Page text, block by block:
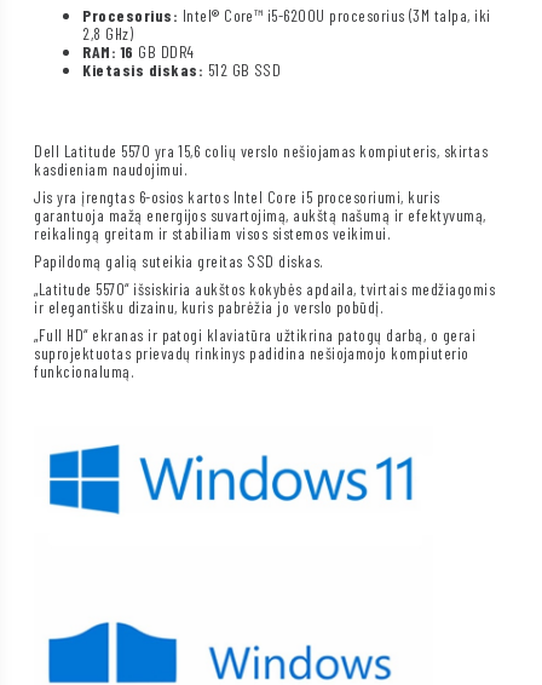
Procesorius: Intel® Core™ i5-6200U procesorius (3M talpa, iki
2,8 GHz)
RAM: 16 GB DDR4
Kietasis diskas: 512 GB SSD
Dell Latitude 5570 yra 15,6 colių verslo nešiojamas kompiuteris, skirtas
kasdieniam naudojimui.
Jis yra įrengtas 6-osios kartos Intel Core i5 procesoriumi, kuris
garantuoja mažą energijos suvartojimą, aukštą našumą ir efektyvumą,
reikalingą greitam ir stabiliam visos sistemos veikimui.
Papildomą galią suteikia greitas SSD diskas.
„Latitude 5570“ išsiskiria aukštos kokybės apdaila, tvirtais medžiagomis
ir elegantišku dizainu, kuris pabrėžia jo verslo pobūdį.
„Full HD“ ekranas ir patogi klaviatūra užtikrina patogų darbą, o gerai
suprojektuotas prievadų rinkinys padidina nešiojamojo kompiuterio
funkcionalumą.